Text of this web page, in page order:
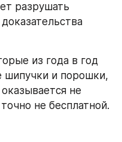
разрушать
из года в год
шипучки и порошки,
не
не бесплатной.